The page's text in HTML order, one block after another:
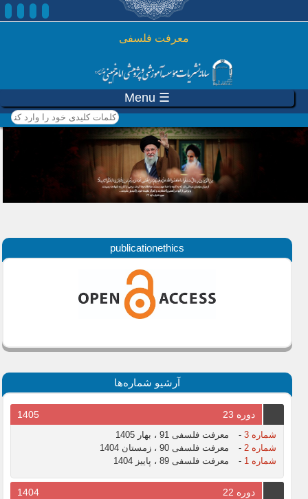
رفتن به محتوای اصلی
معرفت فلسفی
☰ Menu
کلمات کلیدی خود را وارد
کنید
publicationethics
آرشیو شماره‌ها
دوره 23 1405
شماره 3 -
معرفت فلسفی 91 ، بهار 1405
شماره 2
-
معرفت فلسفی 90 ، زمستان 1404
شماره 1
- معرفت فلسفی 89 ، پاییز 1404
دوره 22
1404